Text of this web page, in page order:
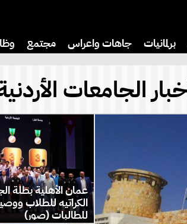
برلمانيات جاهات واعراس مجتمع
الجامعات
عمان الأهلية بطلة
الكراتيه للطلاب
للطالبات (صور)